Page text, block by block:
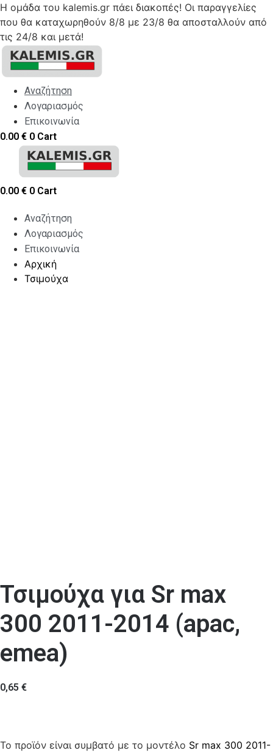
Η ομάδα του kalemis.gr πάει διακοπές! Οι παραγγελίες
που θα καταχωρηθούν 8/8 με 23/8 θα αποσταλλούν από
τις 24/8 και μετά!
Skip
content
Αναζήτηση
Λογαριασμός
Επικοινωνία
0.00 € 0 Cart
0.00 € 0 Cart
Αναζήτηση
Λογαριασμός
Επικοινωνία
Αρχική
Τσιμούχα
Τσιμούχα για Sr max
300 2011-2014 (apac,
emea)
0,65 €
Το προϊόν είναι συμβατό με το μοντέλο Sr max 300 2011-